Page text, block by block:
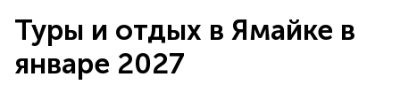
Туры и отдых в Ямайке в
январе 2027